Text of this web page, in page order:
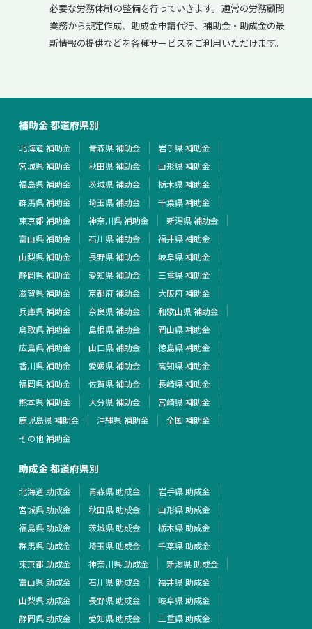
必要な労務体制の整備を行っていきます。通常の労務顧問
業務から規定作成、助成金申請代行、補助金・助成金の最
新情報の提供などを各種サービスをご利用いただけます。
補助金 都道府県別
北海道 補助金 青森県 補助金
岩手県 補助金
宮城県 補助金
秋田県 補助金
山形県 補助金
福島県 補助金
茨城県 補助金
栃木県 補助金
群馬県 補助金
埼玉県 補助金
千葉県 補助金
東京都 補助金
神奈川県 補助金
新潟県 補助金
富山県 補助金
石川県 補助金
福井県 補助金
山梨県 補助金
長野県 補助金
岐阜県 補助金
静岡県 補助金
愛知県 補助金
三重県 補助金
滋賀県 補助金
京都府 補助金
大阪府 補助金
兵庫県 補助金
奈良県 補助金
和歌山県 補助金
鳥取県 補助金
島根県 補助金
岡山県 補助金
広島県 補助金
山口県 補助金
徳島県 補助金
香川県 補助金
愛媛県 補助金
高知県 補助金
福岡県 補助金
佐賀県 補助金
長崎県 補助金
熊本県 補助金
大分県 補助金
宮崎県 補助金
鹿児島県 補助金
沖縄県 補助金
全国 補助金
その他 補助金
助成金 都道府県別
北海道 助成金 青森県 助成金
岩手県 助成金
宮城県 助成金
秋田県 助成金
山形県 助成金
福島県 助成金
茨城県 助成金
栃木県 助成金
群馬県 助成金
埼玉県 助成金
千葉県 助成金
東京都 助成金
神奈川県 助成金
新潟県 助成金
富山県 助成金
石川県 助成金
福井県 助成金
山梨県 助成金
長野県 助成金
岐阜県 助成金
静岡県 助成金
愛知県 助成金
三重県 助成金